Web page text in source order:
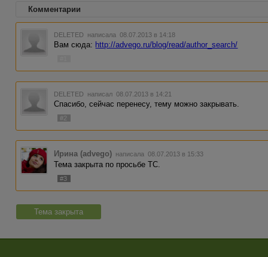
Комментарии
DELETED написала 08.07.2013 в 14:18
Вам сюда: http://advego.ru/blog/read/author_search/
DELETED написал 08.07.2013 в 14:21
Спасибо, сейчас перенесу, тему можно закрывать.
#2
Ирина (advego) написала 08.07.2013 в 15:33
Тема закрыта по просьбе ТС.
#3
Тема закрыта